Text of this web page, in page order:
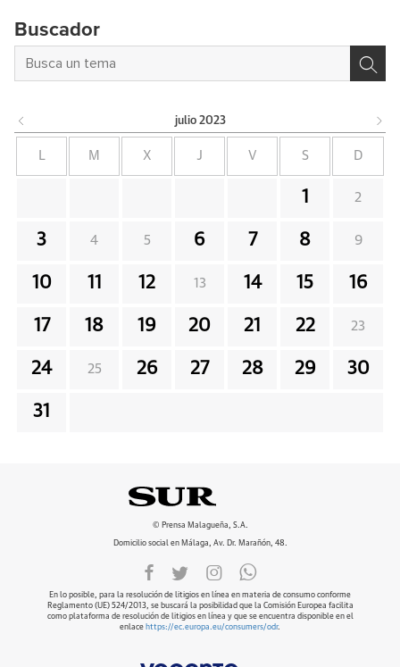
Buscador
julio 2023
M X J V S D
1 2
3 4 5 6 7 8 9
10 11 12 13 14 15 16
17 18 19 20 21 22 23
24 25 26 27 28 29 30
31
© Prensa Malagueña, S.A.
Domicilio social en Málaga, Av. Dr. Marañón, 48.
En lo posible, para la resolución de litigios en línea en materia de consumo conforme
Reglamento (UE) 524/2013, se buscará la posibilidad que la Comisión Europea facilita
como plataforma de resolución de litigios en línea y que se encuentra disponible en el
enlace https://ec.europa.eu/consumers/odr.